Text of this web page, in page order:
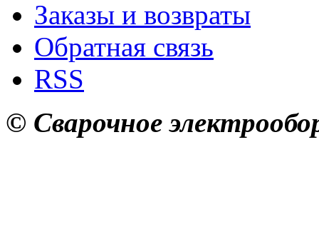
Заказы и возвраты
Обратная связь
RSS
© Сварочное